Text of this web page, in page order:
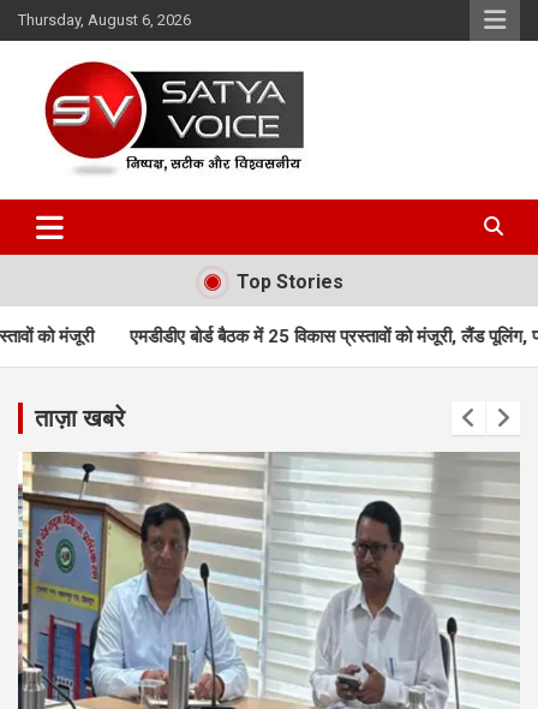
Skip
to
Thursday, August 6, 2026
Satya Voice
Top Stories
बोर्ड बैठक में 25 विकास प्रस्तावों को मंजूरी, लैंड पूलिंग, पर्यटन, होटल,
ताज़ा खबरे